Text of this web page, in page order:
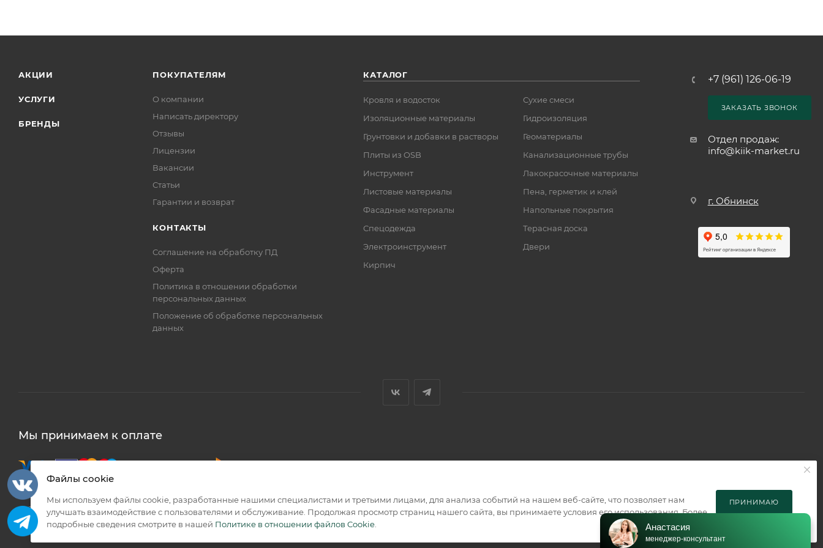
АКЦИИ
УСЛУГИ
БРЕНДЫ
ПОКУПАТЕЛЯМ
О компании
Написать директору
Отзывы
Лицензии
Вакансии
Статьи
Гарантии и возврат
КОНТАКТЫ
Соглашение на обработку ПД
Оферта
Политика в отношении обработки
персональных данных
Положение об обработке персональных
данных
КАТАЛОГ
Кровля и водосток
Сухие смеси
Изоляционные материалы
Гидроизоляция
Грунтовки и добавки в растворы
Геоматериалы
Плиты из OSB
Канализационные трубы
Инструмент
Лакокрасочные материалы
Листовые материалы
Пена, герметик и клей
Фасадные материалы
Напольные покрытия
Спецодежда
Терасная доска
Электроинструмент
Двери
Кирпич
+7 (961) 126-06-19
ЗАКАЗАТЬ ЗВОНОК
Отдел продаж:
info@kiik-market.ru
г. Обнинск
Мы принимаем к оплате
2026 © КИИК МАРКЕТ
Файлы cookie
Мы используем файлы cookie, разработанные нашими специалистами и третьими лицами, для анализа событий на нашем веб-сайте, что позволяет нам
улучшать взаимодействие с пользователями и обслуживание. Продолжая просмотр страниц нашего сайта, вы принимаете условия его использования. Более
подробные сведения смотрите в нашей Политике в отношении файлов Cookie
ПРИНИМАЮ
Анастасия
менеджер-консультант